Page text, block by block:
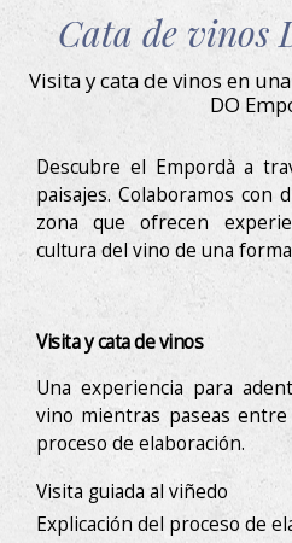
Descubre el
Cata de vinos
Visita y cata de vinos en
DO
Descubre el Empordà a
paisajes. Colaboramos con
zona que ofrecen
cultura del vino de una
Visita y cata de vinos
Una experiencia para
vino mientras paseas
proceso de elaboración.
Visita guiada al viñedo
Explicación del proceso de
a través de la observación
navegación. Gracias a ellas,
de navegación en el sitio web y
relacionada con el perfil de